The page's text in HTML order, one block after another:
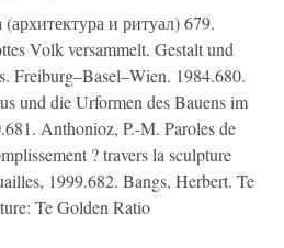
и ритуал) 679.
Volk versammelt. Gestalt und
Freiburg–Basel–Wien. 1984.680.
und die Urformen des Bauens im
Anthonioz, P.-M. Paroles de
? travers la sculpture
1999.682. Bangs, Herbert. Te
Te Golden Ratio